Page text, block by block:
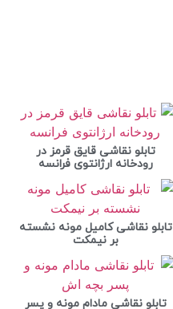
تابلو نقاشی قایق قرمز در
رودخانه ارژانتوی فرانسه
تابلو نقاشی کامیل مونه نشسته
بر نیمکت
تابلو نقاشی مادام مونه و پسر